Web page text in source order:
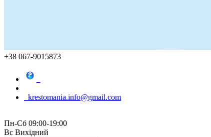
+38 067-9015873
krestomania.info@gmail.com
Пн-Сб 09:00-19:00
Вс Вихідний